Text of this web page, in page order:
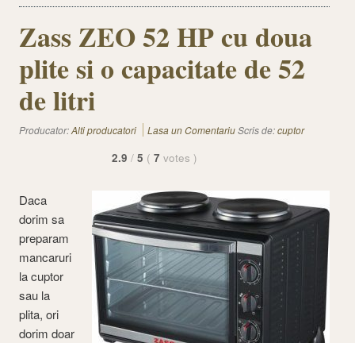
Zass ZEO 52 HP cu doua
plite si o capacitate de 52
de litri
Producator:Alti producatori Lasa un ComentariuScris de:cuptor
2.9 / 5 ( 7 votes )
Daca
dorim sa
preparam
mancaruri
la cuptor
sau la
plita, ori
dorim doar